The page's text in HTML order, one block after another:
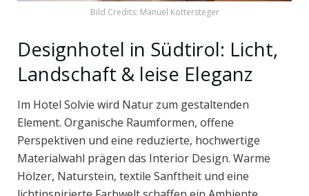
Bild Credits: Manuel Kottersteger
Designhotel in Südtirol: Licht,
Landschaft & leise Eleganz
Im Hotel Solvie wird Natur zum gestaltenden
Element. Organische Raumformen, offene
Perspektiven und eine reduzierte, hochwertige
Materialwahl prägen das Interior Design. Warme
Hölzer, Naturstein, textile Sanftheit und eine